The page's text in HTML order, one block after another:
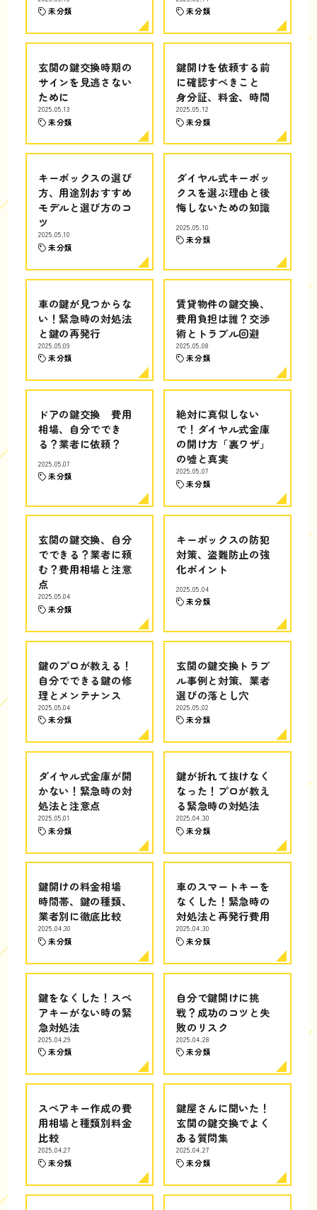
未分類 未分類
玄関の鍵交換時期の
サインを見逃さない
ために
2025.05.13
未分類
鍵開けを依頼する前
に確認すべきこと
身分証、料金、時間
2025.05.12
未分類
キーボックスの選び
方、用途別おすすめ
モデルと選び方のコ
ツ
2025.05.10
未分類
ダイヤル式キーボッ
クスを選ぶ理由と後
悔しないための知識
2025.05.10
未分類
車の鍵が見つからな
い！緊急時の対処法
と鍵の再発行
2025.05.09
未分類
賃貸物件の鍵交換、
費用負担は誰？交渉
術とトラブル回避
2025.05.08
未分類
ドアの鍵交換 費用
相場、自分ででき
る？業者に依頼？
2025.05.07
未分類
絶対に真似しない
で！ダイヤル式金庫
の開け方「裏ワザ」
の嘘と真実
2025.05.07
未分類
玄関の鍵交換、自分
でできる？業者に頼
む？費用相場と注意
点
2025.05.04
未分類
キーボックスの防犯
対策、盗難防止の強
化ポイント
2025.05.04
未分類
鍵のプロが教える！
自分でできる鍵の修
理とメンテナンス
2025.05.04
未分類
玄関の鍵交換トラブ
ル事例と対策、業者
選びの落とし穴
2025.05.02
未分類
ダイヤル式金庫が開
かない！緊急時の対
処法と注意点
2025.05.01
未分類
鍵が折れて抜けなく
なった！プロが教え
る緊急時の対処法
2025.04.30
未分類
鍵開けの料金相場
時間帯、鍵の種類、
業者別に徹底比較
2025.04.30
未分類
車のスマートキーを
なくした！緊急時の
対処法と再発行費用
2025.04.30
未分類
鍵をなくした！スペ
アキーがない時の緊
急対処法
2025.04.29
未分類
自分で鍵開けに挑
戦？成功のコツと失
敗のリスク
2025.04.28
未分類
スペアキー作成の費
用相場と種類別料金
比較
2025.04.27
未分類
鍵屋さんに聞いた！
玄関の鍵交換でよく
ある質問集
2025.04.27
未分類